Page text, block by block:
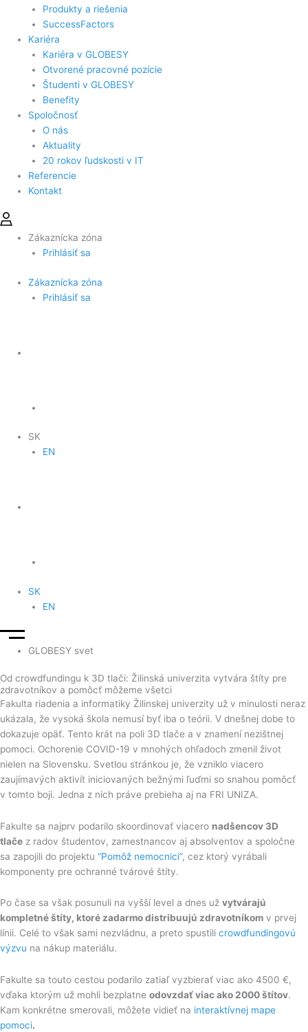
Produkty a riešenia
SuccessFactors
Kariéra
Kariéra v GLOBESY
Otvorené pracovné pozície
Študenti v GLOBESY
Benefity
Spoločnosť
O nás
Aktuality
20 rokov ľudskosti v IT
Referencie
Kontakt
Zákaznícka zóna
Prihlásiť sa
Zákaznícka zóna
Prihlásiť sa
SK
EN
SK
EN
GLOBESY svet
Od crowdfundingu k 3D tlači: Žilinská univerzita vytvára štíty pre
zdravotníkov a pomôcť môžeme všetci
Fakulta riadenia a informatiky Žilinskej univerzity už v minulosti neraz
ukázala, že vysoká škola nemusí byť iba o teórii. V dnešnej dobe to
dokazuje opäť. Tento krát na poli 3D tlače a v znamení nezištnej
pomoci. Ochorenie COVID-19 v mnohých ohľadoch zmenil život
nielen na Slovensku. Svetlou stránkou je, že vzniklo viacero
zaujímavých aktivít iniciovaných bežnými ľuďmi so snahou pomôcť
v tomto boji. Jedna z nich práve prebieha aj na FRI UNIZA.
Fakulte sa najprv podarilo skoordinovať viacero nadšencov 3D
tlače z radov študentov, zamestnancov aj absolventov a spoločne
sa zapojili do projektu “Pomôž nemocnici”, cez ktorý vyrábali
komponenty pre ochranné tvárové štíty.
Po čase sa však posunuli na vyšší level a dnes už vytvárajú
kompletné štíty, ktoré zadarmo distribuujú zdravotníkom v prvej
línii. Celé to však sami nezvládnu, a preto spustili crowdfundingovú
výzvu na nákup materiálu.
Fakulte sa touto cestou podarilo zatiaľ vyzbierať viac ako 4500 €,
vďaka ktorým už mohli bezplatne odovzdať viac ako 2000 štítov.
Kam konkrétne smerovali, môžete vidieť na interaktívnej mape
pomoci.